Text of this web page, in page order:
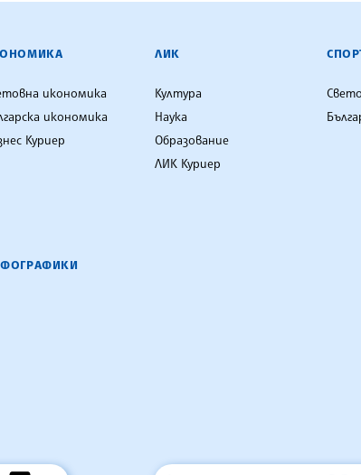
икономика
икономика
Куриер
ЛИК
Култура
Наука
Образование
ЛИК Куриер